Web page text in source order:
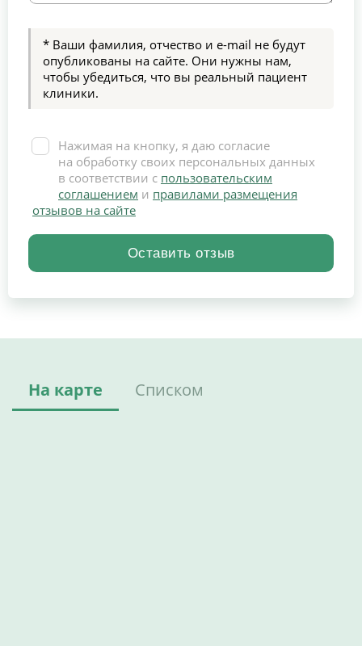
* Ваши фамилия, отчество и e-mail не будут
опубликованы на сайте. Они нужны нам,
чтобы убедиться, что вы реальный пациент
клиники.
Нажимая на кнопку, я даю согласие
на обработку своих персональных данных
в соответствии с пользовательским
соглашением и правилами размещения
отзывов на сайте
На карте Списком